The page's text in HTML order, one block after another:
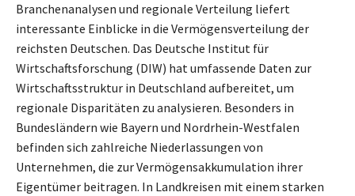
Branchenanalysen und regionale Verteilung liefert
interessante Einblicke in die Vermögensverteilung der
reichsten Deutschen. Das Deutsche Institut für
Wirtschaftsforschung (DIW) hat umfassende Daten zur
Wirtschaftsstruktur in Deutschland aufbereitet, um
regionale Disparitäten zu analysieren. Besonders in
Bundesländern wie Bayern und Nordrhein-Westfalen
befinden sich zahlreiche Niederlassungen von
Unternehmen, die zur Vermögensakkumulation ihrer
Eigentümer beitragen. In Landkreisen mit einem starken